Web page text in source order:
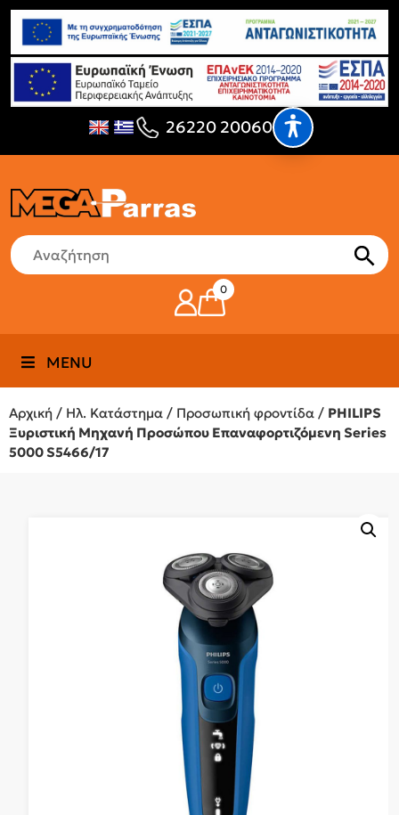
26220 20060
0
MENU
Αρχική / Ηλ. Κατάστημα / Προσωπική φροντίδα / PHILIPS
Ξυριστική Μηχανή Προσώπου Επαναφορτιζόμενη Series
5000 S5466/17